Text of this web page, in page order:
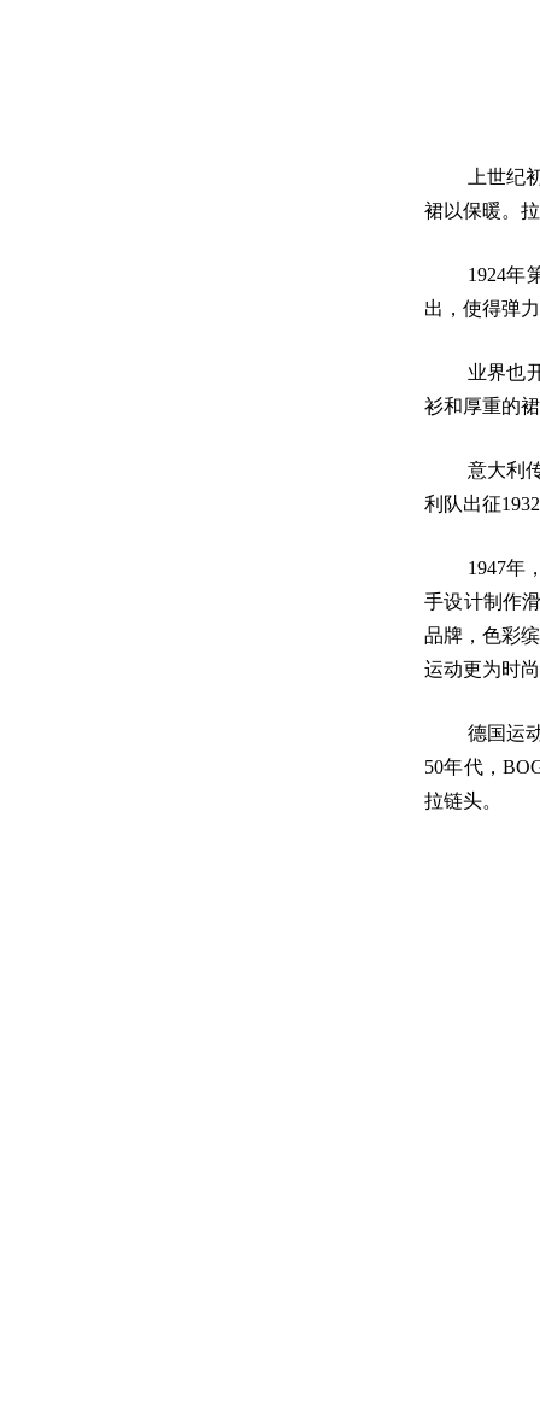
上世纪
裙以保暖。
1924年
出，使得弹
业界也
衫和厚重的
意大利
利队出征
1947年
手设计制作
品牌，色彩
运动更为时尚
德国运
50年代，
拉链头。